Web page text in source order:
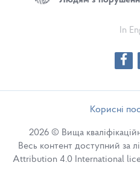
In
Корисні
2026 © Вища
Весь контент доступний за
Attribution 4.0 International